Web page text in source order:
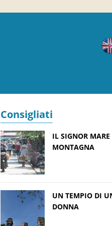
Consigliati
IL SIGNOR
MONTAGNA
UN TEMPIO DI
DONNA